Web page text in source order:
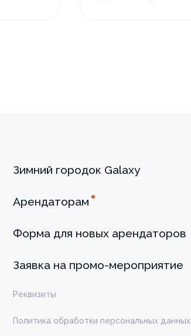
Зимний городок Galaxy
Арендаторам
Форма для новых арендаторов
Заявка на промо-мероприятие
Реквизиты
Политика обработки персональных данных